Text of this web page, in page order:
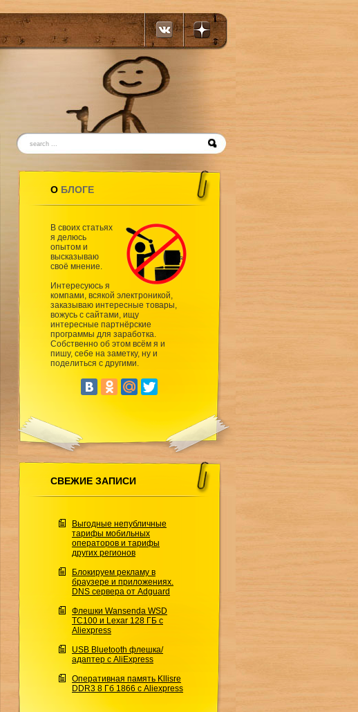
О БЛОГЕ
В своих статьях
я делюсь
опытом и
высказываю
своё мнение.
Интересуюсь я
компами, всякой электроникой,
заказываю интересные товары,
вожусь с сайтами, ищу
интересные партнёрские
программы для заработка.
Собственно об этом всём я и
пишу, себе на заметку, ну и
поделиться с другими.
СВЕЖИЕ ЗАПИСИ
Выгодные непубличные
тарифы мобильных
операторов и тарифы
других регионов
Блокируем рекламу в
браузере и приложениях.
DNS сервера от Adguard
Флешки Wansenda WSD
TC100 и Lexar 128 ГБ с
Aliexpress
USB Bluetooth флешка/
адаптер с AliExpress
Оперативная память Kllisre
DDR3 8 Гб 1866 с Aliexpress